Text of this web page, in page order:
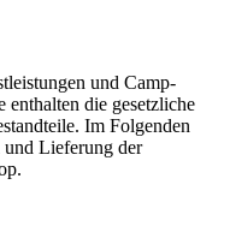
und Camp-
enthalten die gesetzliche
Im Folgenden
und Lieferung der